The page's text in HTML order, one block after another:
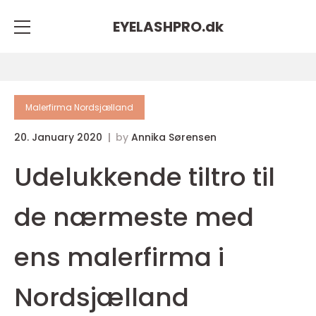
EYELASHPRO.dk
Malerfirma Nordsjælland
20. January 2020 by Annika Sørensen
Udelukkende tiltro til
de nærmeste med
ens malerfirma i
Nordsjælland